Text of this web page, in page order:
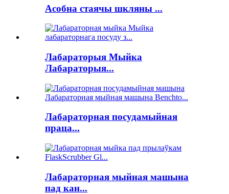
Асобна стаячы шкляны ...
Лабараторыя Мыйка
Лабараторыя...
Лабараторная посудамыйная
праца...
Лабараторная мыйная машына
пад кан...